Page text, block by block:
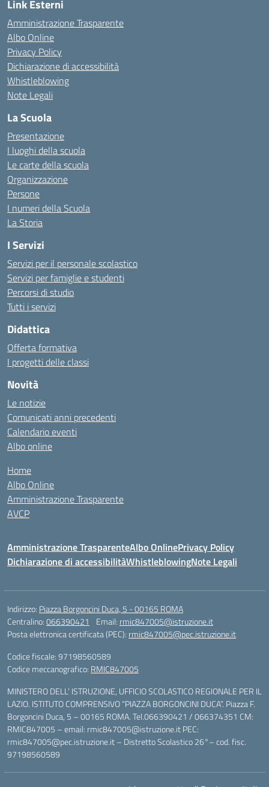
Link Esterni
Amministrazione Trasparente
Albo Online
Privacy Policy
Dichiarazione di accessibilità
Whistleblowing
Note Legali
La Scuola
Presentazione
I luoghi della scuola
Le carte della scuola
Organizzazione
Persone
I numeri della Scuola
La Storia
I Servizi
Servizi per il personale scolastico
Servizi per famiglie e studenti
Percorsi di studio
Tutti i servizi
Didattica
Offerta formativa
I progetti delle classi
Novità
Le notizie
Comunicati anni precedenti
Calendario eventi
Albo online
Home
Albo Online
Amministrazione Trasparente
AVCP
Amministrazione TrasparenteAlbo OnlinePrivacy Policy
Dichiarazione di accessibilitàWhistleblowingNote Legali
Indirizzo: Piazza Borgoncini Duca, 5 - 00165 ROMA
Centralino:066390421 Email: rmic847005@istruzione.it
Posta elettronica certificata (PEC): rmic847005@pec.istruzione.it
Codice fiscale: 97198560589
Codice meccanografico: RMIC847005
MINISTERO DELL’ ISTRUZIONE, UFFICIO SCOLASTICO REGIONALE PER IL
LAZIO. ISTITUTO COMPRENSIVO “PIAZZA BORGONCINI DUCA”. Piazza F.
Borgoncini Duca, 5 – 00165 ROMA. Tel.066390421 / 066374351 CM:
RMIC847005 – email: rmic847005@istruzione.it PEC:
rmic847005@pec.istruzione.it – Distretto Scolastico 26°– cod. fisc.
97198560589